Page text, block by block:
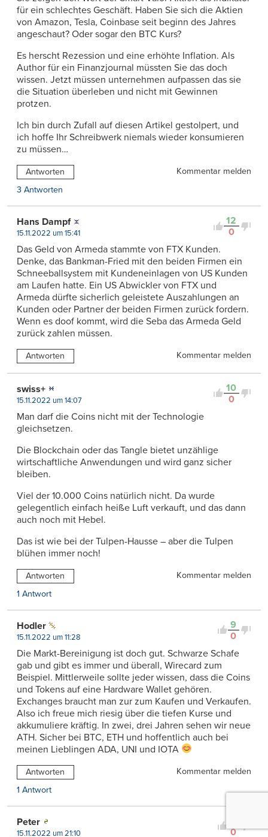
für ein schlechtes Geschäft. Haben Sie sich die Aktien
von Amazon, Tesla, Coinbase seit beginn des Jahres
angeschaut? Oder sogar den BTC Kurs?
Es herscht Rezession und eine erhöhte Inflation. Als
Author für ein Finanzjournal müssten Sie das doch
wissen. Jetzt müssen unternehmen aufpassen das sie
die Situation überleben und nicht mit Gewinnen
protzen.
Ich bin durch Zufall auf diesen Artikel gestolpert, und
ich hoffe Ihr Schreibwerk niemals wieder konsumieren
zu müssen…
Antworten
Kommentar melden
3 Antworten
12
0
Hans Dampf
15.11.2022 um 15:41
Das Geld von Armeda stammte von FTX Kunden.
Denke, das Bankman-Fried mit den beiden Firmen ein
Schneeballsystem mit Kundeneinlagen von US Kunden
am Laufen hatte. Ein US Abwickler von FTX und
Armeda dürfte sicherlich geleistete Auszahlungen an
Kunden oder Partner der beiden Firmen zurück fordern.
Wenn es doof kommt, wird die Seba das Armeda Geld
zurück zahlen müssen.
Antworten Kommentar melden
10
0
swiss+
15.11.2022 um 14:07
Man darf die Coins nicht mit der Technologie
gleichsetzen.
Die Blockchain oder das Tangle bietet unzählige
wirtschaftliche Anwendungen und wird ganz sicher
bleiben.
Viel der 10.000 Coins natürlich nicht. Da wurde
gelegentlich einfach heiße Luft verkauft, und das dann
auch noch mit Hebel.
Das ist wie bei der Tulpen-Hausse – aber die Tulpen
blühen immer noch!
Antworten
Kommentar melden
1 Antwort
9
0
Hodler
15.11.2022 um 11:28
Die Markt-Bereinigung ist doch gut. Schwarze Schafe
gab und gibt es immer und überall, Wirecard zum
Beispiel. Mittlerweile sollte jeder wissen, dass die Coins
und Tokens auf eine Hardware Wallet gehören.
Exchanges braucht man zur zum Kaufen und Verkaufen.
Also ich freue mich riesig über die tiefen Kurse und
akkumuliere kräftig. In zwei, drei Jahren sehen wir neue
ATH. Sicher bei BTC, ETH und hoffentlich auch bei
meinen Lieblingen ADA, UNI und IOTA
Antworten
Kommentar melden
1 Antwort
0
Peter
15.11.2022 um 21:10